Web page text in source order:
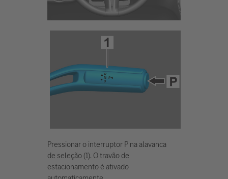
Pressionar o interruptor P na alavanca
de seleção (1). O travão de
estacionamento é ativado